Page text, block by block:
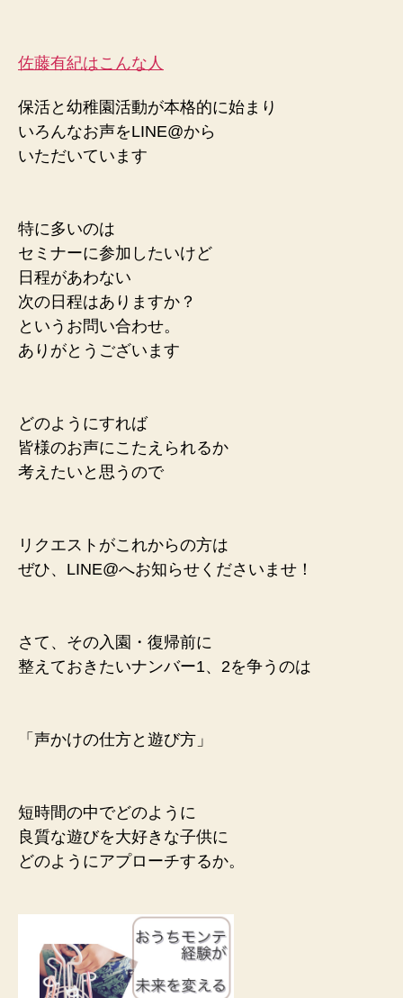
佐藤有紀はこんな人
保活と幼稚園活動が本格的に始まり
いろんなお声をLINE@から
いただいています
特に多いのは
セミナーに参加したいけど
日程があわない
次の日程はありますか？
というお問い合わせ。
ありがとうございます
どのようにすれば
皆様のお声にこたえられるか
考えたいと思うので
リクエストがこれからの方は
ぜひ、LINE@へお知らせくださいませ！
さて、その入園・復帰前に
整えておきたいナンバー1、2を争うのは
「声かけの仕方と遊び方」
短時間の中でどのように
良質な遊びを大好きな子供に
どのようにアプローチするか。